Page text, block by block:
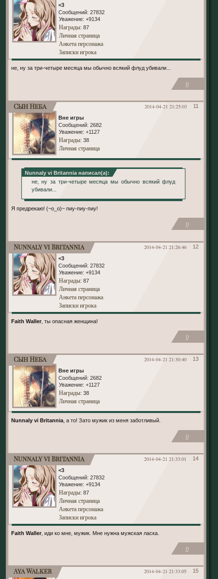
<3
Сообщений: 27832
Уважение: +9134
Награды: 87
Личная страница
Анкета персонажа
Записки игрока
не, ну за три-четыре месяца мы обычно всякий флуд убивали...
0
11
2014-04-21 21:25:03
Сын Неба
Вне игры
Сообщений: 2682
Уважение: +1127
Награды: 38
Личная страница
Nunnaly vi Britannia написал(а):
не, ну за три-четыре месяца мы обычно всякий флуд
убивали...
Я предрекаю! (~o_o)~ пиу-пиу-пиу!
0
12
2014-04-21 21:26:46
Nunnaly vi Britannia
<3
Сообщений: 27832
Уважение: +9134
Награды: 87
Личная страница
Анкета персонажа
Записки игрока
Faith Waller , ты опасная женщина!
0
13
2014-04-21 21:30:40
Сын Неба
Вне игры
Сообщений: 2682
Уважение: +1127
Награды: 38
Личная страница
Nunnaly vi Britannia , а то! Зато мужик из меня заботливый.
0
14
2014-04-21 21:33:01
Nunnaly vi Britannia
<3
Сообщений: 27832
Уважение: +9134
Награды: 87
Личная страница
Анкета персонажа
Записки игрока
Faith Waller , иди ко мне, мужик. Мне нужна мужская ласка.
0
15
2014-04-21 21:33:05
Aya Walker